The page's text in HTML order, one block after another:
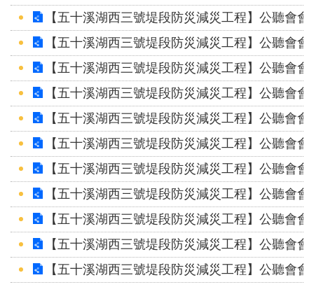
【五十溪湖西三號堤段防災減災工程】公聽會
【五十溪湖西三號堤段防災減災工程】公聽會
【五十溪湖西三號堤段防災減災工程】公聽會
【五十溪湖西三號堤段防災減災工程】公聽會
【五十溪湖西三號堤段防災減災工程】公聽會
【五十溪湖西三號堤段防災減災工程】公聽會
【五十溪湖西三號堤段防災減災工程】公聽會
【五十溪湖西三號堤段防災減災工程】公聽會
【五十溪湖西三號堤段防災減災工程】公聽會
【五十溪湖西三號堤段防災減災工程】公聽會
【五十溪湖西三號堤段防災減災工程】公聽會